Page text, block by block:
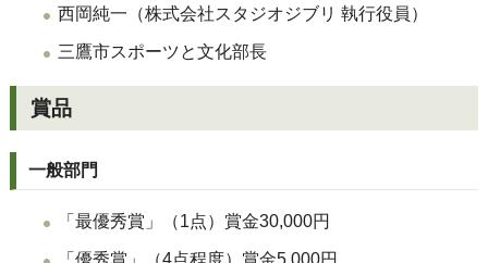
西岡純一（株式会社スタジオジブリ 執行役員）
三鷹市スポーツと文化部長
賞品
一般部門
「最優秀賞」（1点）賞金30,000円
「優秀賞」（4点程度）賞金5,000円